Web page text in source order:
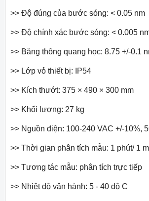
>> Độ đúng của bước sóng: < 0.05 nm
>> Độ chính xác bước sóng: < 0.005
>> Băng thông quang học: 8.75 +/-0.1
>> Lớp vỏ thiết bị: IP54
>> Kích thướt: 375 × 490 × 300 mm
>> Khối lượng: 27 kg
>> Nguồn điện: 100-240 VAC +/-10%,
>> Thời gian phân tích mẫu: 1 phút/ 1
>> Tương tác mẫu: phân tích trực tiếp
>> Nhiệt độ vận hành: 5 - 40 độ C